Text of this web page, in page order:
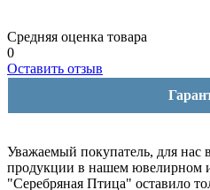
Средняя оценка товара
0
Оставить отзыв
Уважаемый покупатель, для нас
продукции в нашем ювелирном
"Серебряная Птица" оставило